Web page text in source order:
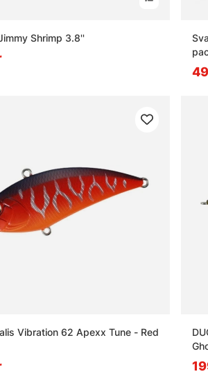
Shrimp 3.8''
Vibration 62 Apexx Tune - Red